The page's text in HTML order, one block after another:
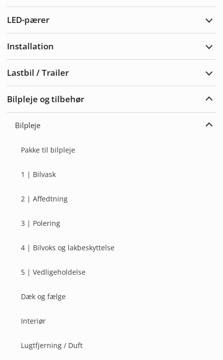
LED-pærer
Installation
Lastbil / Trailer
Bilpleje og tilbehør
Bilpleje
Pakke til bilpleje
1 | Bilvask
2 | Affedtning
3 | Polering
4 | Bilvoks og lakbeskyttelse
5 | Vedligeholdelse
Dæk og fælge
Interiør
Lugtfjerning / Duft